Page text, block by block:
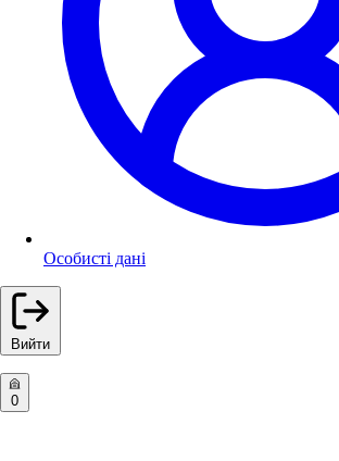
Особисті дані
Вийти
0